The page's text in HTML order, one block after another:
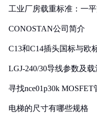
工业厂房载重标准：一
CONOSTAN公司简介
C13和C14插头国标与欧
LGJ-240/30导线参数及
寻找nce01p30k
电梯的尺寸有哪些规格